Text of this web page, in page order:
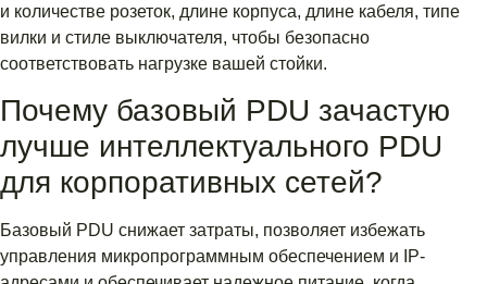
и количестве розеток, длине корпуса, длине кабеля, типе
вилки и стиле выключателя, чтобы безопасно
соответствовать нагрузке вашей стойки.
Почему базовый PDU зачастую
лучше интеллектуального PDU
для корпоративных сетей?
Базовый PDU снижает затраты, позволяет избежать
управления микропрограммным обеспечением и IP-